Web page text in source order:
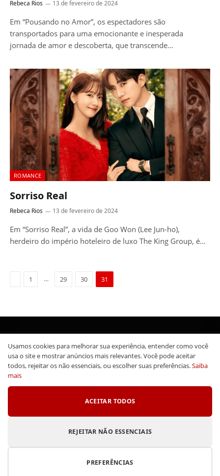
Rebeca Rios 13 de fevereiro de 2024
Em “Pousando no Amor”, os espectadores são
transportados para uma emocionante e inesperada
jornada de amor e descoberta, que transcende…
ROMANCE
Sorriso Real
Rebeca Rios 13 de fevereiro de 2024
Em “Sorriso Real”, a vida de Goo Won (Lee Jun-ho),
herdeiro do império hoteleiro de luxo The King Group, é…
Previous
1 … 29 30 31
FacebookX
(Twitter)
InstagramPinterestYouTubeTumblr WhatsApp
TikTok
·Gerenciar cookies
Usamos cookies para melhorar sua experiência, entender como você
usa o site e mostrar anúncios mais relevantes. Você pode aceitar
todos, rejeitar os não essenciais, ou escolher suas preferências.Saiba
mais
ACEITAR TODOS
REJEITAR NÃO ESSENCIAIS
PREFERÊNCIAS